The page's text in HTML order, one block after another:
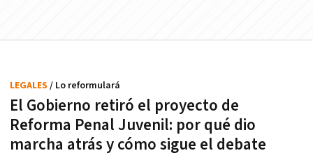
El Gobierno retiró el proyecto de
Reforma Penal Juvenil: por qué dio
marcha atrás y cómo sigue el debate
LEGALES / Lo reformulará